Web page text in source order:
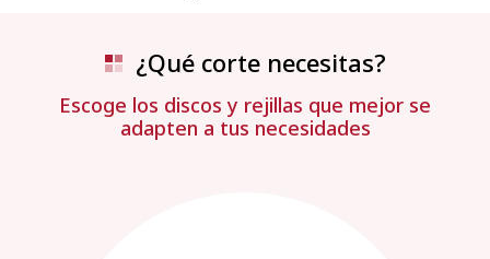
¿Qué corte necesitas?
Escoge los discos y rejillas que mejor se
adapten a tus necesidades